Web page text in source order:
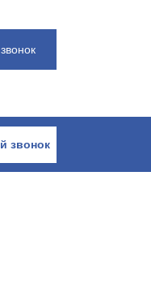
Обратный звонок
Обратный звонок